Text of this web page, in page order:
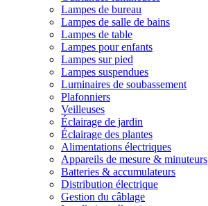
Lampes de bureau
Lampes de salle de bains
Lampes de table
Lampes pour enfants
Lampes sur pied
Lampes suspendues
Luminaires de soubassement
Plafonniers
Veilleuses
Éclairage de jardin
Éclairage des plantes
Alimentations électriques
Appareils de mesure & minuteurs
Batteries & accumulateurs
Distribution électrique
Gestion du câblage